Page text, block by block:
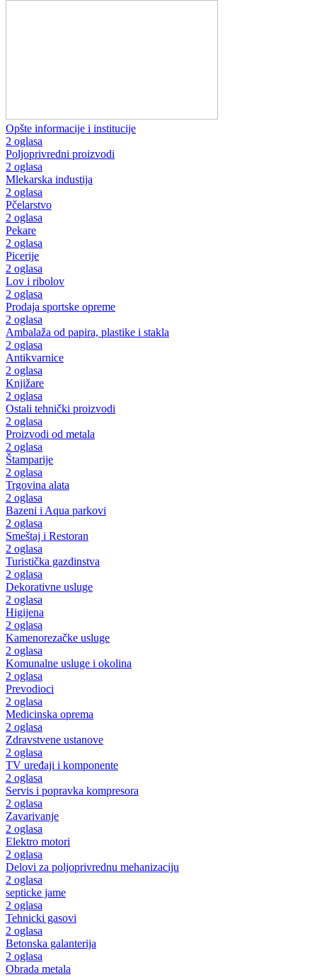
Opšte informacije i institucije
2 oglasa
Poljoprivredni proizvodi
2 oglasa
Mlekarska industija
2 oglasa
Pčelarstvo
2 oglasa
Pekare
2 oglasa
Picerije
2 oglasa
Lov i ribolov
2 oglasa
Prodaja sportske opreme
2 oglasa
Ambalaža od papira, plastike i stakla
2 oglasa
Antikvarnice
2 oglasa
Knjižare
2 oglasa
Ostali tehnički proizvodi
2 oglasa
Proizvodi od metala
2 oglasa
Štamparije
2 oglasa
Trgovina alata
2 oglasa
Bazeni i Aqua parkovi
2 oglasa
Smeštaj i Restoran
2 oglasa
Turistička gazdinstva
2 oglasa
Dekorativne usluge
2 oglasa
Higijena
2 oglasa
Kamenorezačke usluge
2 oglasa
Komunalne usluge i okolina
2 oglasa
Prevodioci
2 oglasa
Medicinska oprema
2 oglasa
Zdravstvene ustanove
2 oglasa
TV uređaji i komponente
2 oglasa
Servis i popravka kompresora
2 oglasa
Zavarivanje
2 oglasa
Elektro motori
2 oglasa
Delovi za poljoprivrednu mehanizaciju
2 oglasa
septicke jame
2 oglasa
Tehnicki gasovi
2 oglasa
Betonska galanterija
2 oglasa
Obrada metala